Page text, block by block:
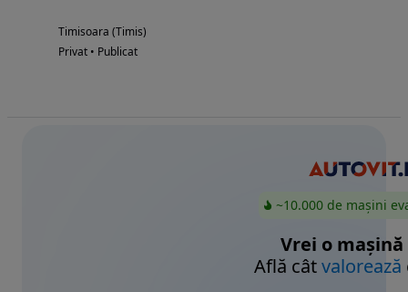
Timisoara (Timis)
Privat • Publicat
~10.000 de mașini
Vrei o mașină
Află câtvalorează